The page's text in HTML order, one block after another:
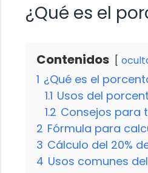
¿Qué es el
Contenidos
1 ¿Qué es el
1.1 Usos del
1.2 Consejos para
2 Fórmula para
3 Cálculo del 20%
4 Usos comunes